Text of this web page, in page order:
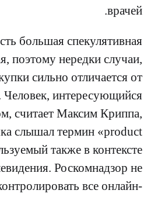
врачей.
большая спекулятивная
поэтому нередки случаи,
сильно отличается от
интересующийся
считает Максим Криппа,
слышал термин «product
также в контексте
Роскомнадзор не
все онлайн-